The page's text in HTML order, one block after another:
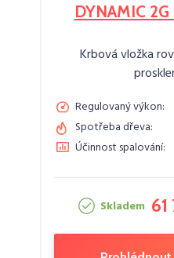
DYNAMIC
Krbová vložka
Regulovaný výkon:
Spotřeba dřeva:
Účinnost spalování:
Skladem